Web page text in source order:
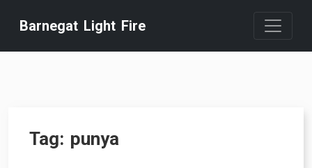
content
Barnegat Light Fire
Tag: punya